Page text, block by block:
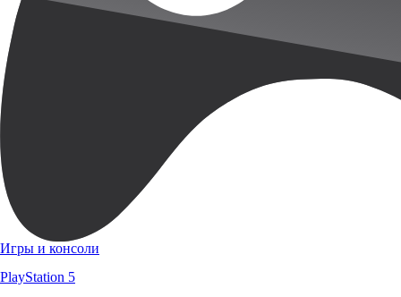
Игры и консоли
PlayStation 5